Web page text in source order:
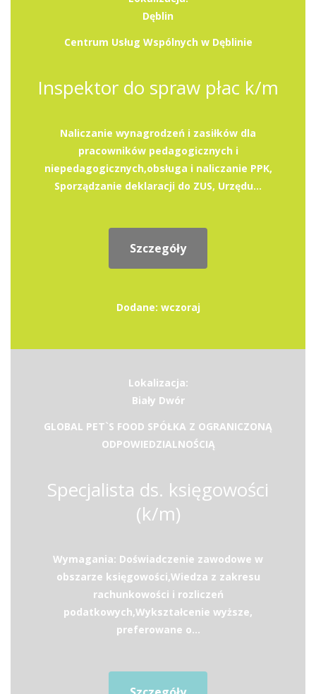
Dęblin
Centrum Usług Wspólnych w Dęblinie
Inspektor do spraw płac k/m
Naliczanie wynagrodzeń i zasiłków dla
pracowników pedagogicznych i
niepedagogicznych,obsługa i naliczanie PPK,
Sporządzanie deklaracji do ZUS, Urzędu...
Szczegóły
Dodane: wczoraj
Lokalizacja:
Biały Dwór
GLOBAL PET`S FOOD SPÓŁKA Z OGRANICZONĄ
ODPOWIEDZIALNOŚCIĄ
Specjalista ds. księgowości
(k/m)
Wymagania: Doświadczenie zawodowe w
obszarze księgowości,Wiedza z zakresu
rachunkowości i rozliczeń
podatkowych,Wykształcenie wyższe,
preferowane o...